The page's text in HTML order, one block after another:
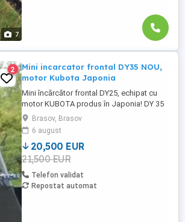
7
2
Mini incarcator frontal DY35 NOU,
motor Kubota Japonia
Mini încărcător frontal DY25, echipat cu
motor KUBOTA produs în Japonia! DY 35
este un mini-încărcător frontal articulat
NOU, destinat lucrărilor în spații înguste,
zootehnie și nu numai, ideal pentru
prestatorii de servicii în peisagistică,
datorită gabaritului redus și a greutății
mici, ceea ce îl ...
Brasov, Brasov
6 august
20,500 EUR
21,500 EUR
Telefon validat
Repostat automat